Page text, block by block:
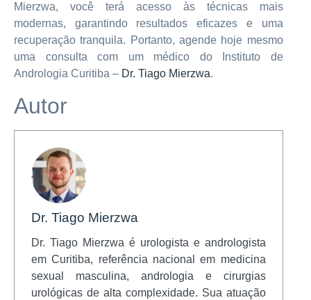
Mierzwa, você terá acesso às técnicas mais
modernas, garantindo resultados eficazes e uma
recuperação tranquila. Portanto, agende hoje mesmo
uma consulta com um médico do Instituto de
Andrologia Curitiba – Dr. Tiago Mierzwa.
Autor
Dr. Tiago Mierzwa
Dr. Tiago Mierzwa é urologista e andrologista
em Curitiba, referência nacional em medicina
sexual masculina, andrologia e cirurgias
urológicas de alta complexidade. Sua atuação